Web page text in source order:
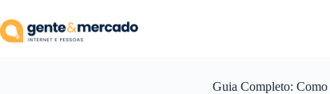
para
o
Guia Completo: